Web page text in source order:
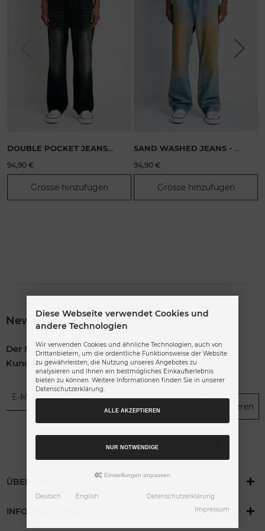
DOUBLE POCKET JEANS - WASHED BLACK
94,90 €
Grösse hinzufügen
SAND WASHED JEANS - BLUE
94,90 €
Grösse hinzufügen
Next
Newsletter-Anmmeldung
Der Newsletter kann jederzeit hier oder in Ihrem
Kundenkonto abbestellt werden.
Abonnieren
ÜBER UNS
INFORMATIONEN
Diese Webseite verwendet Cookies und
andere Technologien
Wir verwenden Cookies und ähnliche Technologien, auch von
Drittanbietern, um die ordentliche Funktionsweise der Website
zu gewährleisten, die Nutzung unseres Angebotes zu
analysieren und Ihnen ein bestmögliches Einkaufserlebnis
bieten zu können. Weitere Informationen finden Sie in unserer
Datenschutzerklärung.
ALLE AKZEPTIEREN
NUR NOTWENDIGE
Einstellungen anpassen
Deutsch English
Datenschutzerklärung
Impressum